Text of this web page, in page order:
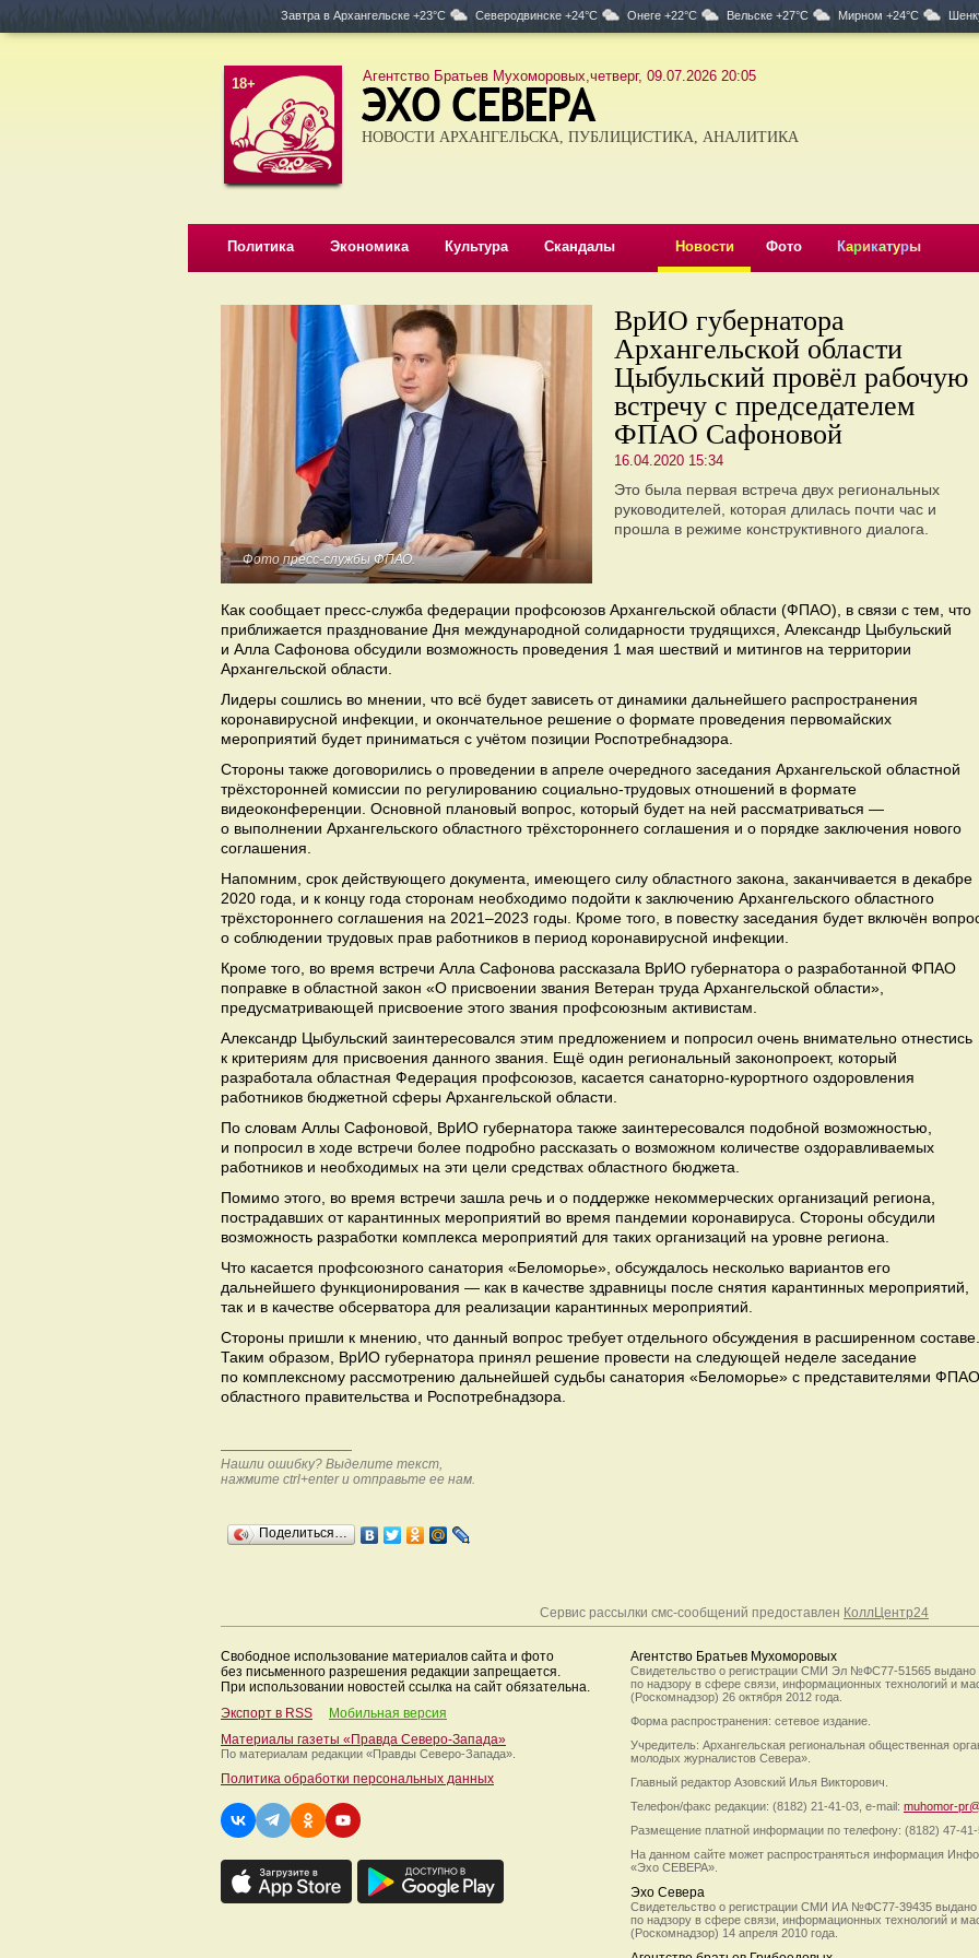
Завтра в Архангельске +23°C Северодвинске +24°C Онеге +22°C Вельске +27°C Мирном +24°C
18+ Агентство Братьев Мухоморовых,четверг, 09.07.2026 20:05
НОВОСТИ АРХАНГЕЛЬСКА, ПУБЛИЦИСТИКА, АНАЛИТИКА
Политика Экономика Культура Скандалы Новости Фото Карикатуры
Фото пресс-службы ФПАО.
ВрИО губернатора
Архангельской области
Цыбульский провёл рабочую
встречу с председателем
ФПАО Сафоновой
16.04.2020 15:34
Это была первая встреча двух региональных
руководителей, которая длилась почти час и
прошла в режиме конструктивного диалога.
Как сообщает пресс-служба федерации профсоюзов Архангельской области (ФПАО), в связи с тем, что
приближается празднование Дня международной солидарности трудящихся, Александр Цыбульский
и Алла Сафонова обсудили возможность проведения 1 мая шествий и митингов на территории
Архангельской области.
Лидеры сошлись во мнении, что всё будет зависеть от динамики дальнейшего распространения
коронавирусной инфекции, и окончательное решение о формате проведения первомайских
мероприятий будет приниматься с учётом позиции Роспотребнадзора.
Стороны также договорились о проведении в апреле очередного заседания Архангельской областной
трёхсторонней комиссии по регулированию социально-трудовых отношений в формате
видеоконференции. Основной плановый вопрос, который будет на ней рассматриваться —
о выполнении Архангельского областного трёхстороннего соглашения и о порядке заключения нового
соглашения.
Напомним, срок действующего документа, имеющего силу областного закона, заканчивается в декабре
2020 года, и к концу года сторонам необходимо подойти к заключению Архангельского областного
трёхстороннего соглашения на 2021–2023 годы. Кроме того, в повестку заседания будет включён
о соблюдении трудовых прав работников в период коронавирусной инфекции.
Кроме того, во время встречи Алла Сафонова рассказала ВрИО губернатора о разработанной ФПАО
поправке в областной закон «О присвоении звания Ветеран труда Архангельской области»,
предусматривающей присвоение этого звания профсоюзным активистам.
Александр Цыбульский заинтересовался этим предложением и попросил очень внимательно отнестись
к критериям для присвоения данного звания. Ещё один региональный законопроект, который
разработала областная Федерация профсоюзов, касается санаторно-курортного оздоровления
работников бюджетной сферы Архангельской области.
По словам Аллы Сафоновой, ВрИО губернатора также заинтересовался подобной возможностью,
и попросил в ходе встречи более подробно рассказать о возможном количестве оздоравливаемых
работников и необходимых на эти цели средствах областного бюджета.
Помимо этого, во время встречи зашла речь и о поддержке некоммерческих организаций региона,
пострадавших от карантинных мероприятий во время пандемии коронавируса. Стороны обсудили
возможность разработки комплекса мероприятий для таких организаций на уровне региона.
Что касается профсоюзного санатория «Беломорье», обсуждалось несколько вариантов его
дальнейшего функционирования — как в качестве здравницы после снятия карантинных мероприятий,
так и в качестве обсерватора для реализации карантинных мероприятий.
Стороны пришли к мнению, что данный вопрос требует отдельного обсуждения в расширенном составе.
Таким образом, ВрИО губернатора принял решение провести на следующей неделе заседание
по комплексному рассмотрению дальнейшей судьбы санатория «Беломорье» с представителями
областного правительства и Роспотребнадзора.
Нашли ошибку? Выделите текст,
нажмите ctrl+enter и отправьте ее нам.
Поделиться…
Сервис рассылки смс-сообщений предоставлен КоллЦентр24
Свободное использование материалов сайта и фото
без письменного разрешения редакции запрещается.
При использовании новостей ссылка на сайт обязательна.
Экспорт в RSS
Мобильная версия
Материалы газеты «Правда Северо-Запада»
По материалам редакции «Правды Северо-Запада».
Политика обработки персональных данных
Агентство Братьев Мухоморовых
Свидетельство о регистрации СМИ Эл №ФС77-51565 выдано
по надзору в сфере связи, информационных технологий и
(Роскомнадзор) 26 октября 2012 года.
Форма распространения: сетевое издание.
Учредитель: Архангельская региональная общественная
молодых журналистов Севера».
Главный редактор Азовский Илья Викторович.
Телефон/факс редакции: (8182) 21-41-03, e-mail: muhomor-
Размещение платной информации по телефону: (8182) 47-
На данном сайте может распространяться информация
«Эхо СЕВЕРА».
Эхо Севера
Свидетельство о регистрации СМИ ИА №ФС77-39435 выдано
по надзору в сфере связи, информационных технологий и
(Роскомнадзор) 14 апреля 2010 года.